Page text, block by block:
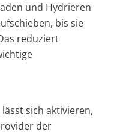
und Hydrieren
bis sie
reduziert
sich aktivieren,
der